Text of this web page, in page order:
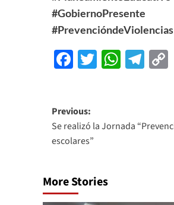
#GobiernoPresente
#PrevencióndeViolencias
Facebook
Twitter
Previous:
Se realizó la Jornada
escolares”
More Stories